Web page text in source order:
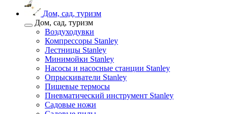
Дом, сад, туризм
Дом, сад, туризм
Воздуходувки
Компрессоры Stanley
Лестницы Stanley
Минимойки Stanley
Насосы и насосные станции Stanley
Опрыскиватели Stanley
Пищевые термосы
Пневматический инструмент Stanley
Садовые ножи